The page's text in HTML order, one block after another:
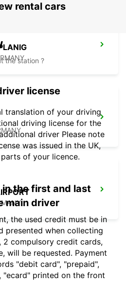
rental cars
the station ?
license
translation of your driving
driving license for the
driver Please note
was issued in the UK,
of your licence.
the first and last
main driver
the used credit must be in
presented when collecting
2 compulsory credit cards,
will be requested. Payment
"debit card", "prepaid",
"ecard" printed on the front